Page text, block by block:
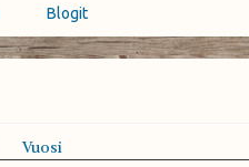
Blogit
Vuosi